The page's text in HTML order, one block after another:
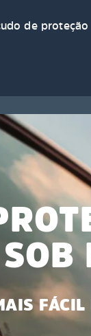
de proteção
FÁCIL